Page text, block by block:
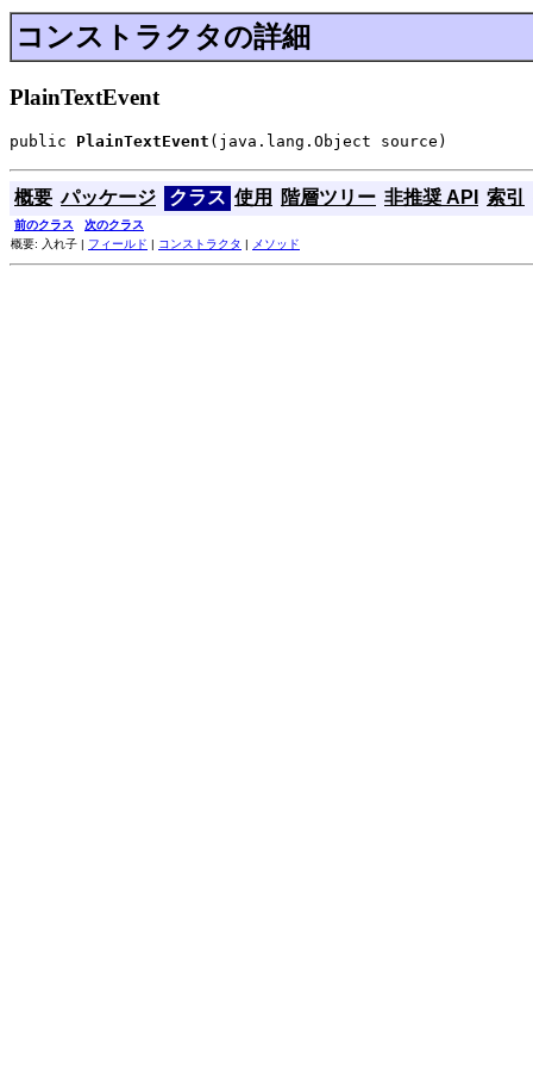
コンストラクタの詳細
PlainTextEvent
public PlainTextEvent (java.lang.Object source)
概要 パッケージ クラス 使用 階層ツリー 非推奨 API 索引
前のクラス
次のクラス
概要: 入れ子 | フィールド | コンストラクタ | メソッド